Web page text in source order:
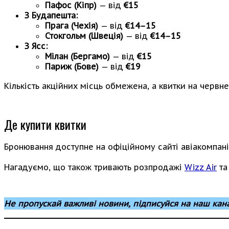
Пафос (Кіпр) — від€15
З Будапешта:
Прага (Чехія) — від€14–15
Стокгольм (Швеція) — від€14–15
З Ясс:
Мілан (Бергамо) — від€15
Париж (Бове) — від€19
Кількість акційних місць обмежена, а квитки на
Де купити квитки
Бронювання доступне на офіційному сайті
Нагадуємо, що також тривають розпродажі Wizz Air
Не пропускай важливі новини, підписуйся на наш